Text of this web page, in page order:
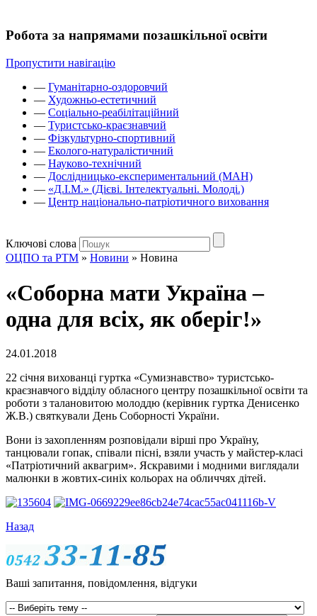
Робота за напрямами позашкільної освіти
Пропустити навігацію
— Гуманітарно-оздоровчий
— Художньо-естетичний
— Соціально-реабілітаційний
— Туристсько-краєзнавчий
— Фізкультурно-спортивний
— Еколого-натуралістичний
— Науково-технічний
— Дослідницько-експериментальний (МАН)
— «Д.І.М.» (Дієві. Інтелектуальні. Молоді.)
— Центр національно-патріотичного виховання
Ключові слова
ОЦПО та РТМ » Новини » Новина
«Соборна мати Україна –
одна для всіх, як оберіг!»
24.01.2018
22 січня вихованці гуртка «Сумизнавство» туристсько-
краєзнавчого відділу обласного центру позашкільної освіти та
роботи з талановитою молоддю (керівник гуртка Денисенко
Ж.В.) святкували День Соборності України.
Вони із захопленням розповідали вірші про Україну,
танцювали гопак, співали пісні, взяли участь у майстер-класі
«Патріотичний аквагрим». Яскравими і модними виглядали
малюнки в жовтих-синіх кольорах на обличчях дітей.
Назад
Ваші запитання, повідомлення, відгуки